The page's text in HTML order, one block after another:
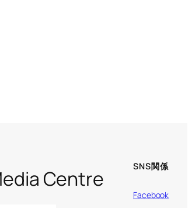
Centre SNS関係
Facebook